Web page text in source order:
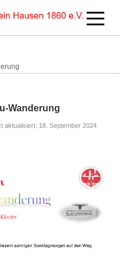
Off-
Wanderung
aktualisiert: 18. September 2024